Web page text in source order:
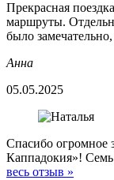
Прекрасная
маршруты.
было
Анна
05.05.2025
Спасибо огромное
Каппадокия»!
весь отзыв »